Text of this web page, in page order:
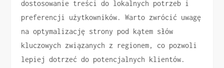
dostosowanie treści do lokalnych potrzeb i
preferencji użytkowników. Warto zwrócić uwagę
na optymalizację strony pod kątem słów
kluczowych związanych z regionem, co pozwoli
lepiej dotrzeć do potencjalnych klientów.